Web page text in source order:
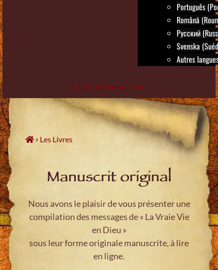
Português
Română
Русский
Svenska
Autres
La Vraie Vie en Dieu
Skip
to
content
› Les Livres
Manuscrit original
Nous avons le plaisir de vous présenter une
compilation des messages de « La Vraie Vie
en Dieu »
sous leur forme originale manuscrite, à lire
en ligne.